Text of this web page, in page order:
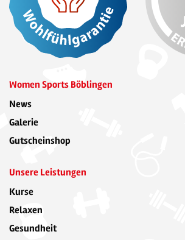
Women Sports Böblingen
News
Galerie
Gutscheinshop
Unsere Leistungen
Kurse
Relaxen
Gesundheit